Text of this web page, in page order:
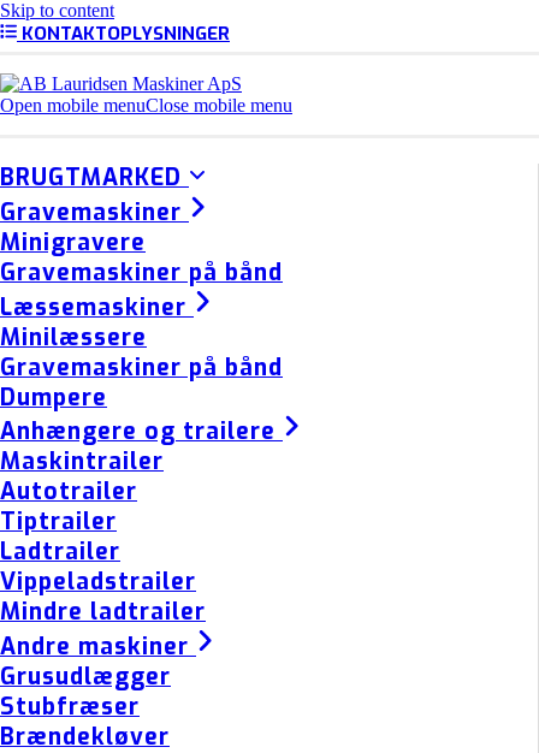
Skip to content
KONTAKTOPLYSNINGER
Open mobile menuClose mobile menu
BRUGTMARKED
Gravemaskiner
Minigravere
Gravemaskiner på bånd
Læssemaskiner
Minilæssere
Gravemaskiner på bånd
Dumpere
Anhængere og trailere
Maskintrailer
Autotrailer
Tiptrailer
Ladtrailer
Vippeladstrailer
Mindre ladtrailer
Andre maskiner
Grusudlægger
Stubfræser
Brændekløver